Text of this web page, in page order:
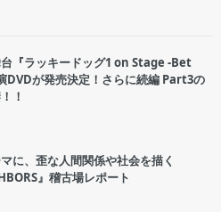
台『ラッキードッグ1 on Stage -Bet
DVDが発売決定！さらに続編 Part3の
！
マに、歪な人間関係や社会を描く
』稽古場レポート